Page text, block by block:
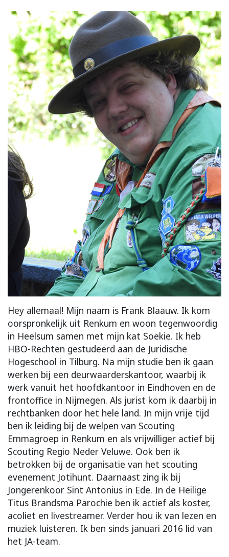
Hey allemaal! Mijn naam is Frank Blaauw. Ik kom
oorspronkelijk uit Renkum en woon tegenwoordig
in Heelsum samen met mijn kat Soekie. Ik heb
HBO-Rechten gestudeerd aan de Juridische
Hogeschool in Tilburg. Na mijn studie ben ik gaan
werken bij een deurwaarderskantoor, waarbij ik
werk vanuit het hoofdkantoor in Eindhoven en de
frontoffice in Nijmegen. Als jurist kom ik daarbij in
rechtbanken door het hele land. In mijn vrije tijd
ben ik leiding bij de welpen van Scouting
Emmagroep in Renkum en als vrijwilliger actief bij
Scouting Regio Neder Veluwe. Ook ben ik
betrokken bij de organisatie van het scouting
evenement Jotihunt. Daarnaast zing ik bij
Jongerenkoor Sint Antonius in Ede. In de Heilige
Titus Brandsma Parochie ben ik actief als koster,
acoliet en livestreamer. Verder hou ik van lezen en
muziek luisteren. Ik ben sinds januari 2016 lid van
het JA-team.